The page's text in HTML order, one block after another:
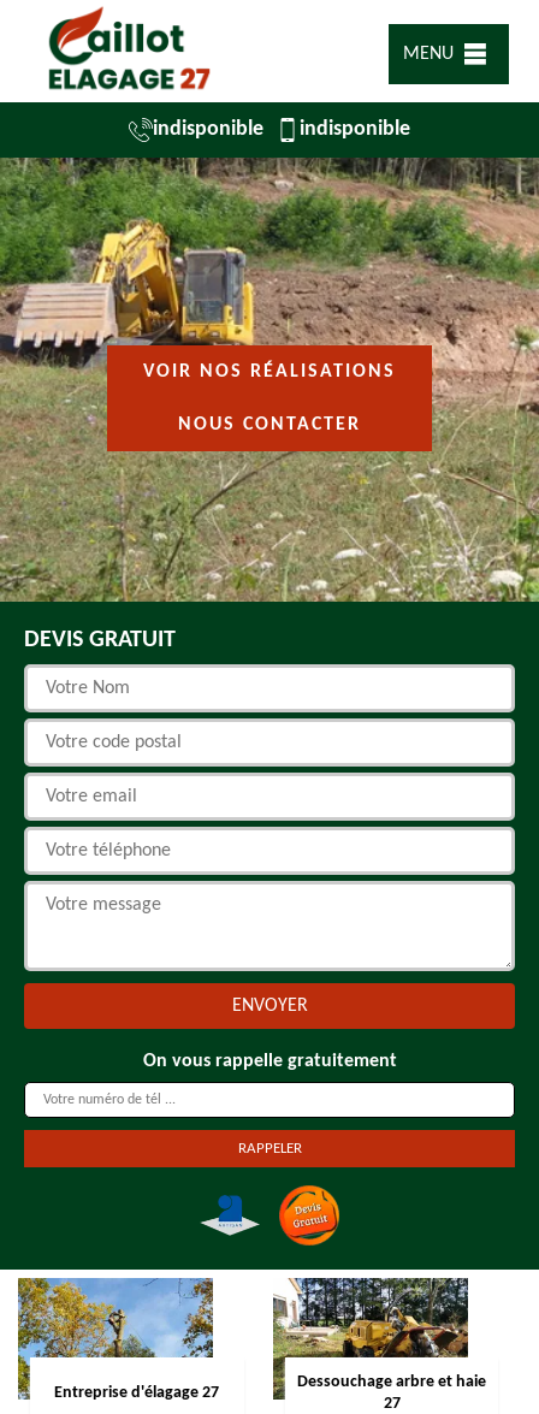
MENU
indisponible indisponible
VOIR NOS RÉALISATIONS
NOUS CONTACTER
DEVIS GRATUIT
On vous rappelle gratuitement
Entreprise d'élagage 27
Dessouchage arbre et haie
27